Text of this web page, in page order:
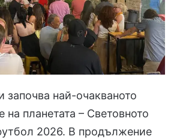
започва най-очакваното
на планетата – Световното
2026. В продължение